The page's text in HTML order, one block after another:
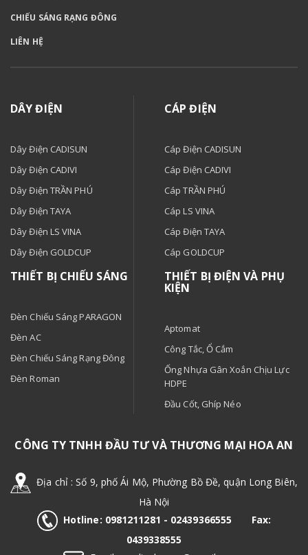
CHIẾU SÁNG RẠNG ĐÔNG
LIÊN HỆ
DÂY ĐIỆN
Dây Điện CADISUN
Dây Điện CADIVI
Dây Điện TRẦN PHÚ
Dây Điện TAYA
Dây Điện LS VINA
Dây Điện GOLDCUP
CÁP ĐIỆN
Cáp Điện CADISUN
Cáp Điện CADIVI
Cáp TRẦN PHÚ
Cáp LS VINA
Cáp Điện TAYA
Cáp GOLDCUP
THIẾT BỊ CHIẾU SÁNG
Đèn Chiếu Sáng PARAGON
Đèn AC
Đèn Chiếu Sáng Rạng Đông
Đèn Roman
THIẾT BỊ ĐIỆN VÀ PHỤ
KIỆN
Aptomat
Công Tắc, Ổ Cắm
Ống Nhựa Gân Xoắn Chịu Lực
HDPE
Đầu Cốt, Ghíp Néo
CÔNG TY TNHH ĐẦU TƯ VÀ THƯƠNG MẠI HOA AN
Địa chỉ : Số 9, phố Ái Mộ, Phường Bồ Đề, quận Long Biên,
Hà Nội
Hotline: 0981211281​ - 02439366555 Fax:
0439338555